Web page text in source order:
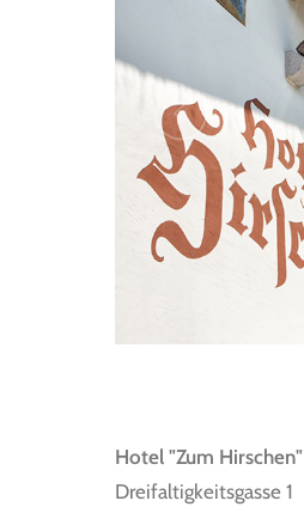
Hotel "Zum Hirschen"
Dreifaltigkeitsgasse 1